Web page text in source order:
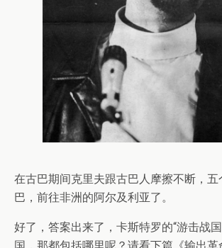
在古巴期间克里夫跟古巴人摩擦不断，
巴，前往非洲的阿尔及利亚了。
好了，答案出来了，卡斯特罗的“游击战